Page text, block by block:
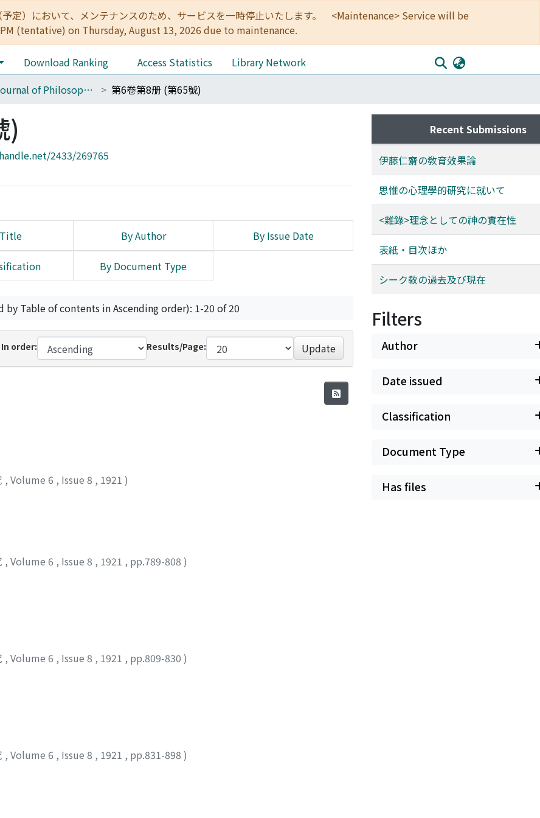
予定）において、メンテナンスのため、サービスを一時停止いたします。 <Maintenance> Service will be
(tentative) on Thursday, August 13, 2026 due to maintenance.
Download Ranking Access Statistics
Library Network
The Journal of Philosophical Studies 第6卷第8册 (第65號)
)
2433/269765
By Author By Issue Date
By Document Type
by Table of contents in Ascending order): 1-20 of 20
In order: Results/Page: Update
, Volume 6 , Issue 8 , 1921 )
, Volume 6 , Issue 8 , 1921 , pp.789-808 )
, Volume 6 , Issue 8 , 1921 , pp.809-830 )
, Volume 6 , Issue 8 , 1921 , pp.831-898 )
Recent Submissions
伊藤仁齋の敎育效果論
思惟の心理學的硏究に就いて
<雜錄>理念としての神の實在性
表紙・目次ほか
シーク敎の過去及び現在
Filters
Author
Date issued
Classification
Document Type
Has files